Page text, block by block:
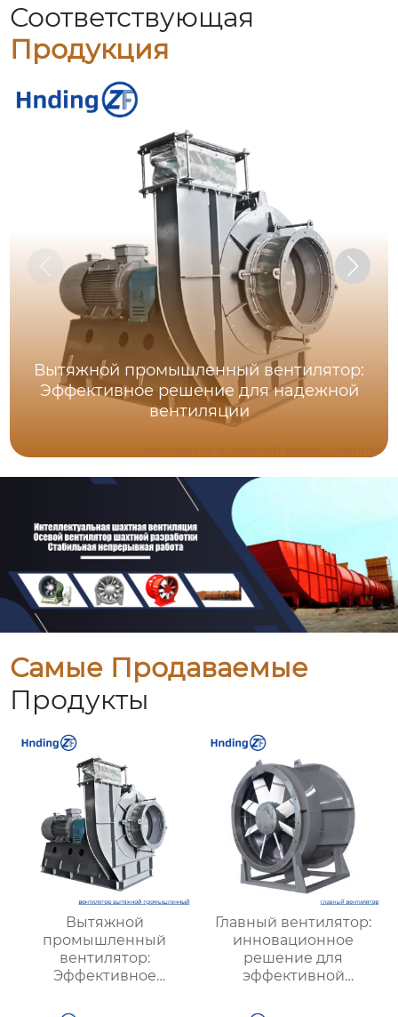
Соответствующая
Продукция
Вытяжной промышленный вентилятор:
Эффективное решение для надежной
вентиляции
Самые Продаваемые
Продукты
Вытяжной
промышленный
вентилятор:
Эффективное
надежной вентиляции
Главный вентилятор:
инновационное
решение для
эффективной
оптимизации работы